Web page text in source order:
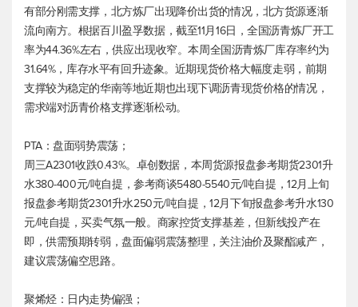
有部分刚需支撑，北方炼厂出现降价出货的情况，北方货源逐渐
流向南方。根据百川盈孚数据，截至11月16日，全国沥青炼厂开工
率为44.36%左右，供应出现收窄。本周全国沥青炼厂库存率约为
31.64%，库存水平有回升迹象。近期现货价格大幅度走弱，前期
支撑较为稳定的华南等地近期也出现下调沥青现货价格的情况，
需求端对沥青价格支撑逐渐松动。
PTA：盘面弱势震荡；
周三A2301收跌0.43%。卓创数据，本周货源报盘参考期货2301升
水380-400元/吨自提，参考商谈5480-5540元/吨自提，12月上旬
报盘参考期货2301升水250元/吨自提，12月下旬报盘参考升水130
元/吨自提，买卖气氛一般。商家控货支撑基差，但新线投产在
即，供需预期转弱，盘面偏弱震荡整理，关注油价及聚酯减产，
建议震荡偏空思路。
聚烯烃：日内走势偏强；